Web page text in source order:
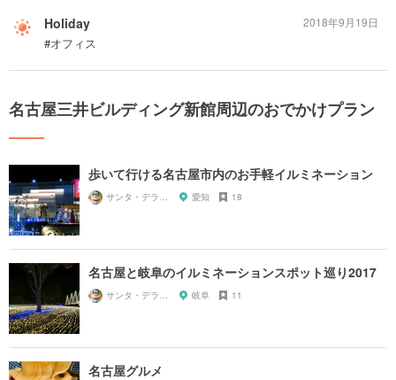
Holiday
#オフィス
2018年9月19日
名古屋三井ビルディング新館周辺のおでかけプラン
歩いて行ける名古屋市内のお手軽イルミネーション
サンタ・デラックス 愛知 18
名古屋と岐阜のイルミネーションスポット巡り2017
サンタ・デラックス 岐阜 11
名古屋グルメ